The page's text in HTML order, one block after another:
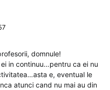
domnule!
in continuu…pentru ca ei nu
e, eventual le
atunci cand nu mai au din